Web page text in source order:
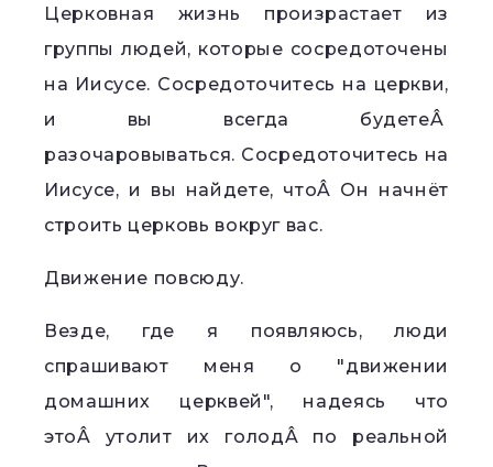
Церковная жизнь произрастает из
группы людей, которые сосредоточены
на Иисусе. Сосредоточитесь на церкви,
и вы всегда будетеÂ
разочаровываться. Сосредоточитесь на
Иисусе, и вы найдете, чтоÂ Он начнёт
строить церковь вокруг вас.
Движение повсюду.
Везде, где я появляюсь, люди
спрашивают меня о "движении
домашних церквей", надеясь что
этоÂ утолит их голодÂ по реальной